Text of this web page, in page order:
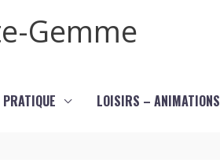
Gemme
LOISIRS – ANIMATIONS